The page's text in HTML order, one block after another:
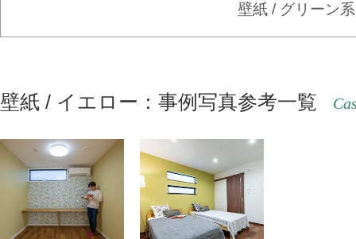
壁紙 / グリーン
壁紙 / イエロー：事例写真参考一覧